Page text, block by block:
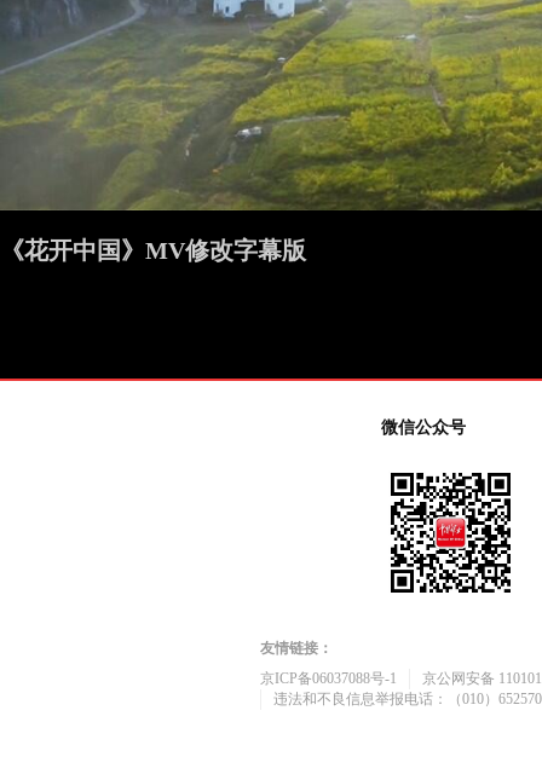
《花开中国》MV修改字幕版
微信公众号
友情链接：
京ICP备06037088号-1
京公网安备
违法和不良信息举报电话：（010）